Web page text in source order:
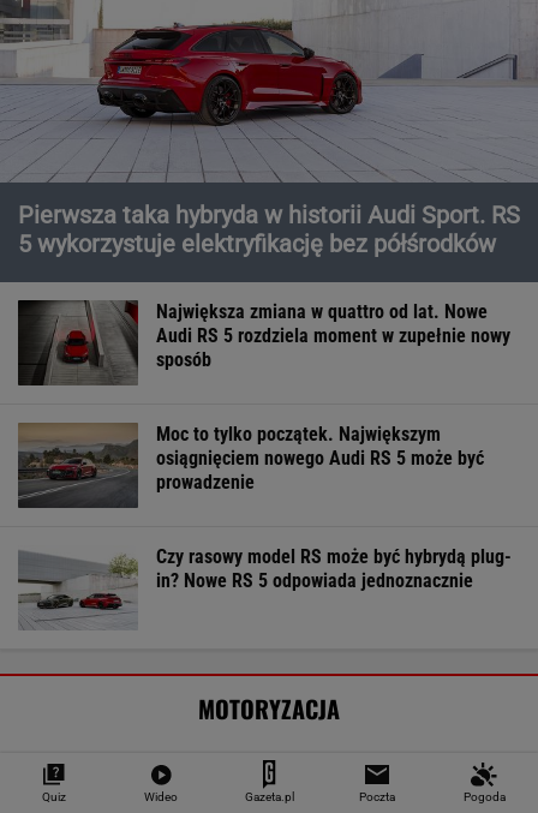
Pierwsza taka hybryda w historii Audi Sport. RS
5 wykorzystuje elektryfikację bez półśrodków
Największa zmiana w quattro od lat. Nowe
Audi RS 5 rozdziela moment w zupełnie nowy
sposób
Moc to tylko początek. Największym
osiągnięciem nowego Audi RS 5 może być
prowadzenie
Czy rasowy model RS może być hybrydą plug-
in? Nowe RS 5 odpowiada jednoznacznie
MOTORYZACJA
Quiz Wideo Gazeta.pl Poczta Pogoda